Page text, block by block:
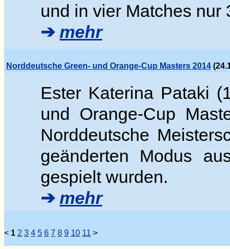
und in vier Matches
➔ mehr
Norddeutsche Green- und Orange-Cup Masters 2014
Ester Katerina Pataki
und Orange-Cup
Norddeutsche
geänderten Modus
gespielt wurden.
➔ mehr
< 1 2 3 4 5 6 7 8 9 10 11 >